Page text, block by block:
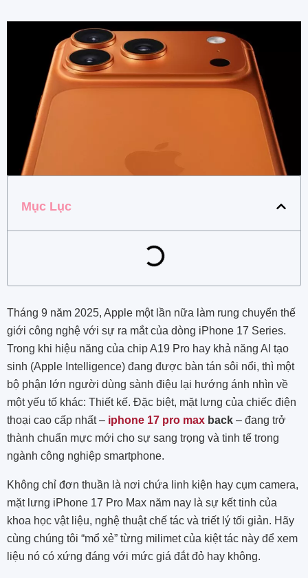
Mục Lục
Tháng 9 năm 2025, Apple một lần nữa làm rung chuyển thế
giới công nghệ với sự ra mắt của dòng iPhone 17 Series.
Trong khi hiệu năng của chip A19 Pro hay khả năng AI tạo
sinh (Apple Intelligence) đang được bàn tán sôi nổi, thì một
bộ phận lớn người dùng sành điệu lại hướng ánh nhìn về
một yếu tố khác: Thiết kế. Đặc biệt, mặt lưng của chiếc điện
thoại cao cấp nhất – iphone 17 pro max back – đang trở
thành chuẩn mực mới cho sự sang trọng và tinh tế trong
ngành công nghiệp smartphone.
Không chỉ đơn thuần là nơi chứa linh kiện hay cụm camera,
mặt lưng iPhone 17 Pro Max năm nay là sự kết tinh của
khoa học vật liệu, nghệ thuật chế tác và triết lý tối giản. Hãy
cùng chúng tôi “mổ xẻ” từng milimet của kiệt tác này để xem
liệu nó có xứng đáng với mức giá đắt đỏ hay không.